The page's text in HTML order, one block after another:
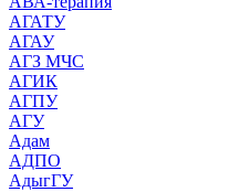
АГАТУ
АГАУ
АГЗ МЧС
АГИК
АГПУ
АГУ
Адам
АДПО
АдыгГУ